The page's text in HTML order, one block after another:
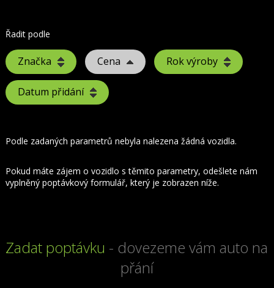
Řadit podle
Značka Cena Rok výroby
Datum přidání
Podle zadaných parametrů nebyla nalezena žádná vozidla.
Pokud máte zájem o vozidlo s těmito parametry, odešlete nám
vyplněný poptávkový formulář, který je zobrazen níže.
Zadat poptávku - dovezeme vám auto na
přání